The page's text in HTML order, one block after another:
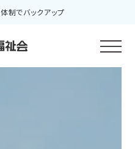
制でバックアップ